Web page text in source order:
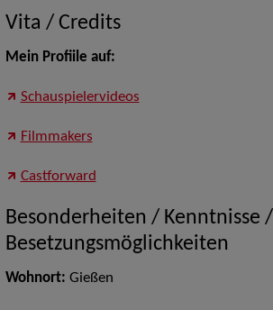
Vita / Credits
Mein Profiile auf:
Schauspielervideos
Filmmakers
Castforward
Besonderheiten / Kenntnisse /
Besetzungsmöglichkeiten
Wohnort: Gießen